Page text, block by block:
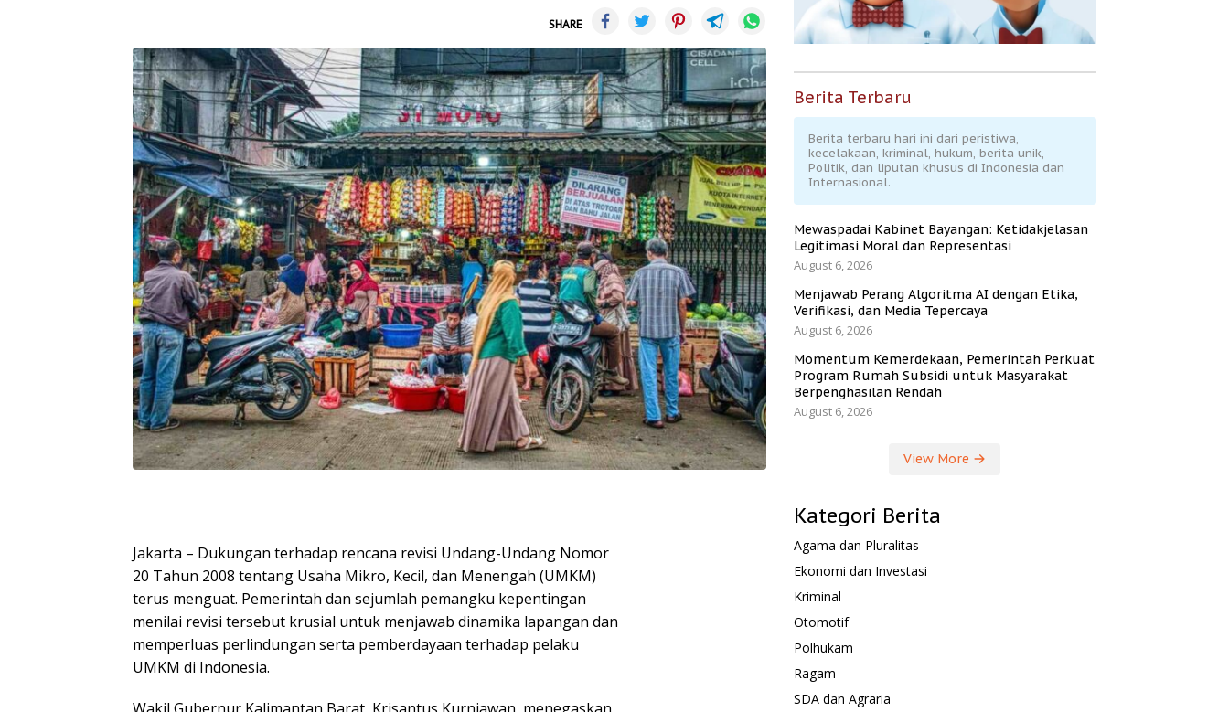
SHARE
Jakarta – Dukungan terhadap rencana revisi Undang-Undang Nomor
20 Tahun 2008 tentang Usaha Mikro, Kecil, dan Menengah (UMKM)
terus menguat. Pemerintah dan sejumlah pemangku kepentingan
menilai revisi tersebut krusial untuk menjawab dinamika lapangan dan
memperluas perlindungan serta pemberdayaan terhadap pelaku
UMKM di Indonesia.
Berita Terbaru
Berita terbaru hari ini dari peristiwa,
kecelakaan, kriminal, hukum, berita unik,
Politik, dan liputan khusus di Indonesia dan
Internasional.
Mewaspadai Kabinet Bayangan: Ketidakjelasan
Legitimasi Moral dan Representasi
August 6, 2026
Menjawab Perang Algoritma AI dengan Etika,
Verifikasi, dan Media Tepercaya
August 6, 2026
Momentum Kemerdekaan, Pemerintah Perkuat
Program Rumah Subsidi untuk Masyarakat
Berpenghasilan Rendah
August 6, 2026
View More
Kategori Berita
Agama dan Pluralitas
Ekonomi dan Investasi
Kriminal
Otomotif
Polhukam
Ragam
SDA dan Agraria